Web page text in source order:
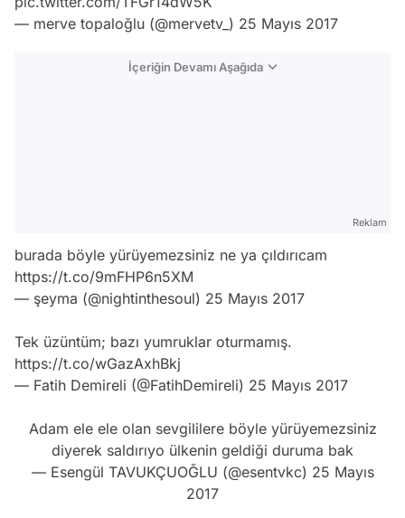
— merve topaloğlu (@mervetv_) 25 Mayıs 2017
İçeriğin Devamı Aşağıda
Reklam
burada böyle yürüyemezsiniz ne ya çıldırıcam
https://t.co/9mFHP6n5XM
— şeyma (@nightinthesoul) 25 Mayıs 2017
Tek üzüntüm; bazı yumruklar oturmamış.
https://t.co/wGazAxhBkj
— Fatih Demireli (@FatihDemireli) 25 Mayıs 2017
Adam ele ele olan sevgililere böyle yürüyemezsiniz
diyerek saldırıyo ülkenin geldiği duruma bak
— Esengül TAVUKÇUOĞLU (@esentvkc) 25 Mayıs
2017